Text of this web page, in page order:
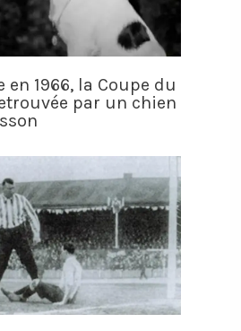
en 1966, la Coupe du
par un chien